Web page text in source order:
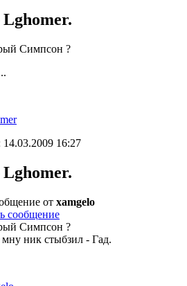
Симпсон ?
14.03.2009 16:27
от xamgelo
Симпсон ?
мну ник стыбзил - Гад.